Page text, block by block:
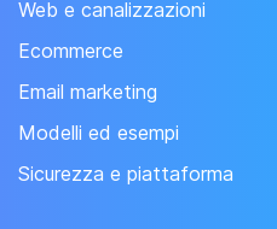
Web e canalizzazioni
Ecommerce
Email marketing
Modelli ed esempi
Sicurezza e piattaforma